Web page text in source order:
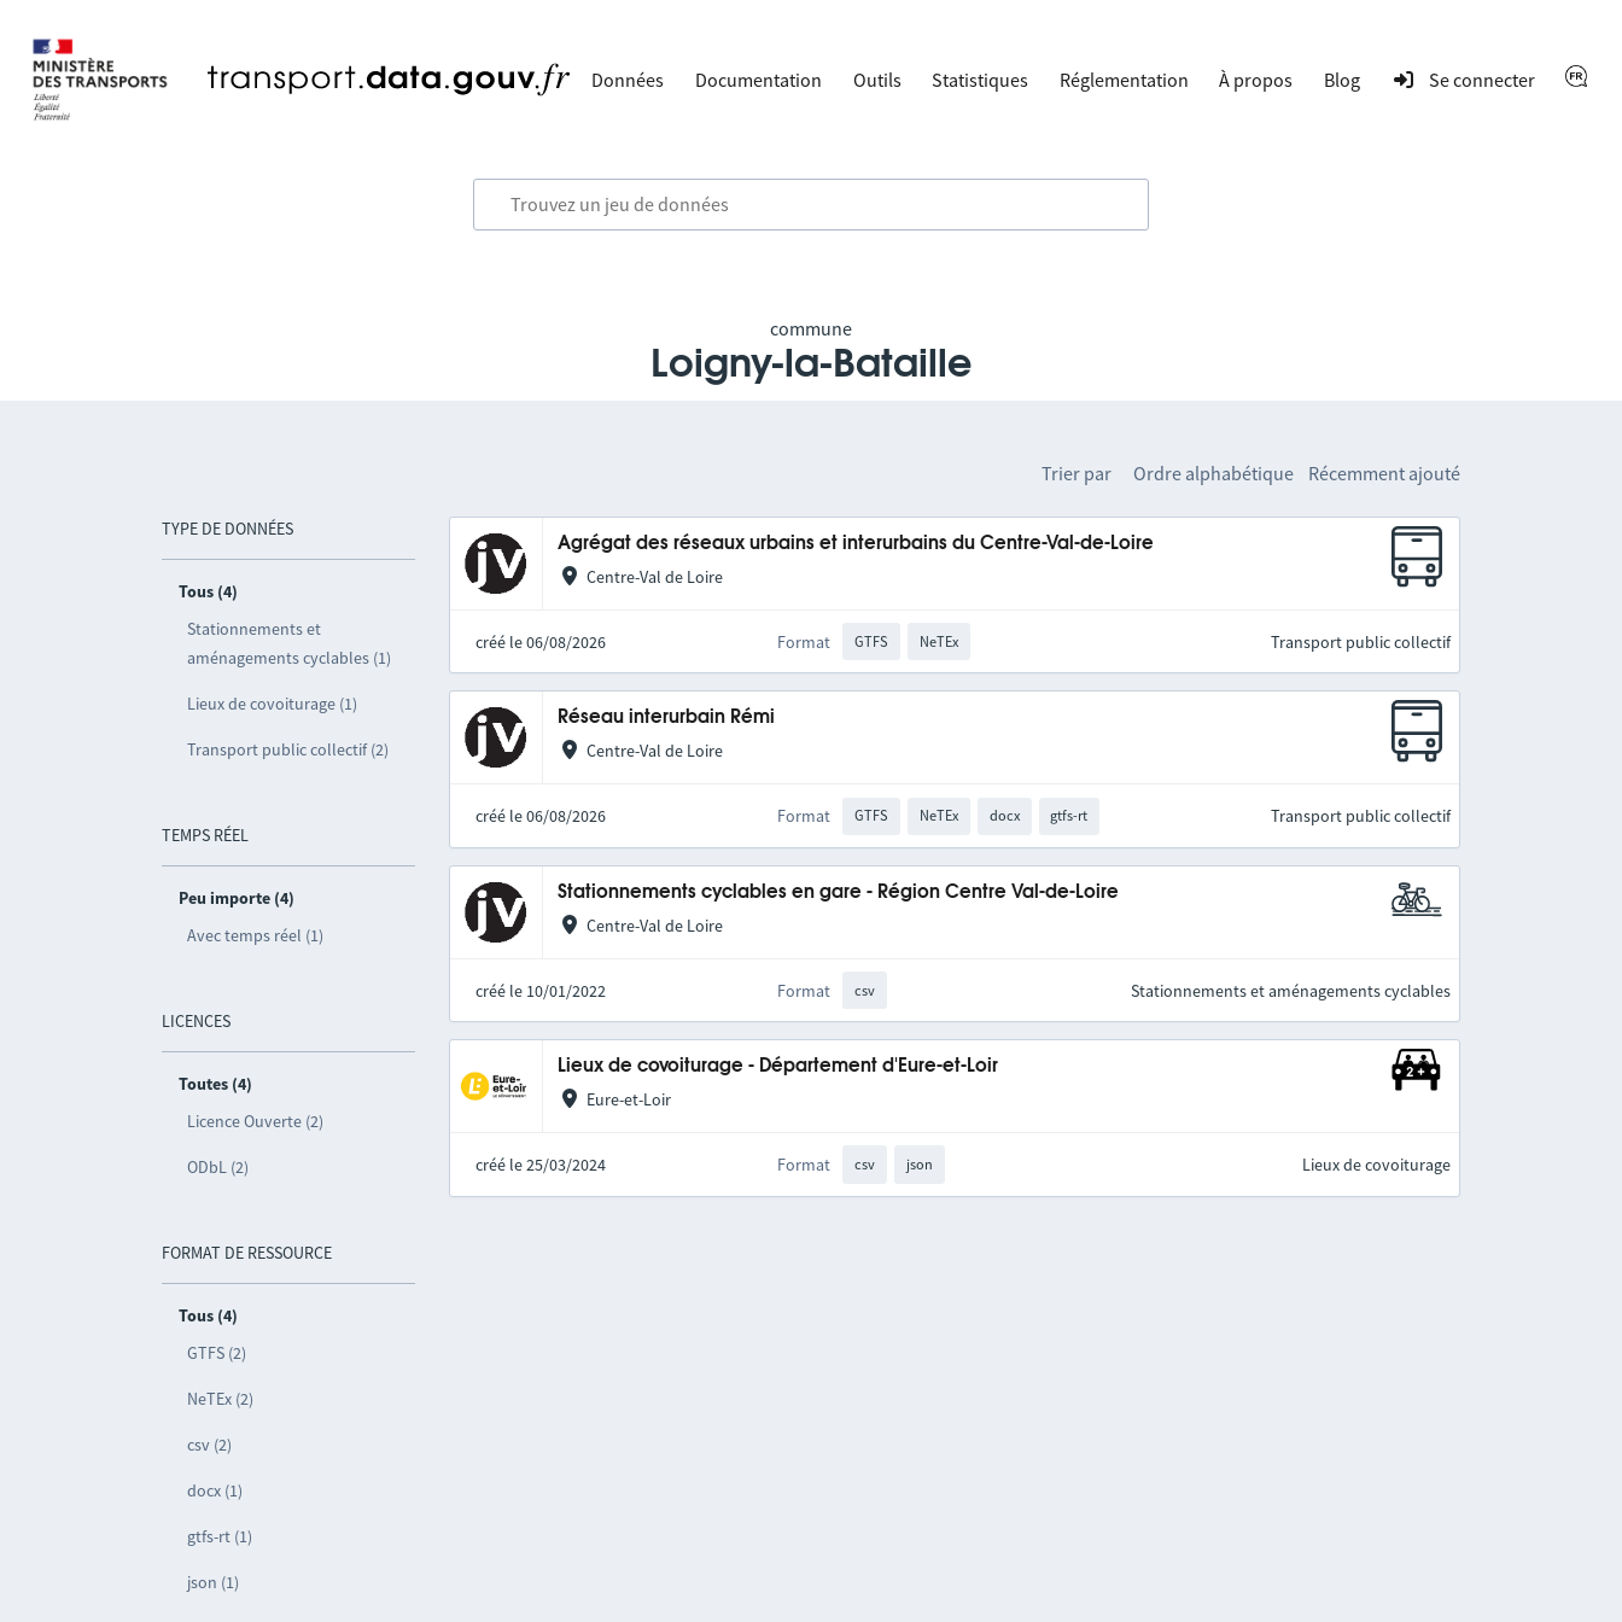
Données Documentation Outils Statistiques Réglementation À propos Blog Se connecter
commune
Loigny-la-Bataille
TYPE DE DONNÉES
Tous (4)
Stationnements et
aménagements cyclables (1)
Lieux de covoiturage (1)
Transport public collectif (2)
TEMPS RÉEL
Peu importe (4)
Avec temps réel (1)
LICENCES
Toutes (4)
Licence Ouverte (2)
ODbL (2)
FORMAT DE RESSOURCE
Tous (4)
GTFS (2)
NeTEx (2)
csv (2)
docx (1)
gtfs-rt (1)
json (1)
Trier par Ordre alphabétique Récemment ajouté
Agrégat des réseaux urbains et interurbains du Centre-Val-de-Loire
Centre-Val de Loire
créé le 06/08/2026 Format GTFS NeTEx Transport public collectif
Réseau interurbain Rémi
Centre-Val de Loire
créé le 06/08/2026 Format GTFS NeTEx docx gtfs-rt Transport public collectif
Stationnements cyclables en gare - Région Centre Val-de-Loire
Centre-Val de Loire
créé le 10/01/2022 Format csv Stationnements et aménagements cyclables
Lieux de covoiturage - Département d'Eure-et-Loir
Eure-et-Loir
créé le 25/03/2024 Format csv json Lieux de covoiturage